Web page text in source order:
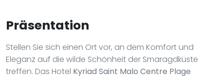
Präsentation
Stellen Sie sich einen Ort vor, an dem Komfort und
Eleganz auf die wilde Schönheit der Smaragdküste
treffen. Das Hotel Kyriad Saint Malo Centre Plage